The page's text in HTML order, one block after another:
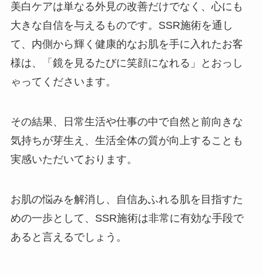
美白ケアは単なる外見の改善だけでなく、心にも
大きな自信を与えるものです。SSR施術を通し
て、内側から輝く健康的なお肌を手に入れたお客
様は、「鏡を見るたびに笑顔になれる」とおっし
ゃってくださいます。
その結果、日常生活や仕事の中で自然と前向きな
気持ちが芽生え、生活全体の質が向上することも
実感いただいております。
お肌の悩みを解消し、自信あふれる肌を目指すた
めの一歩として、SSR施術は非常に有効な手段で
あると言えるでしょう。